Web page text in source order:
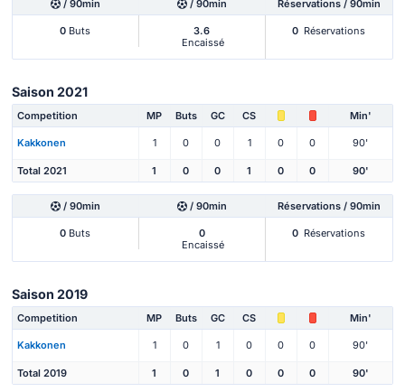
/ 90min / 90min Réservations / 90min
0 Buts
3.6
Encaissé
0 Réservations
Saison 2021
Competition MP Buts GC CS Min'
Kakkonen 1 0 0 1 0 0 90'
Total 2021 1 0 0 1 0 0 90'
/ 90min / 90min Réservations / 90min
0 Buts
0
Encaissé
0 Réservations
Saison 2019
Competition MP Buts GC CS Min'
Kakkonen 1 0 1 0 0 0 90'
Total 2019 1 0 1 0 0 0 90'